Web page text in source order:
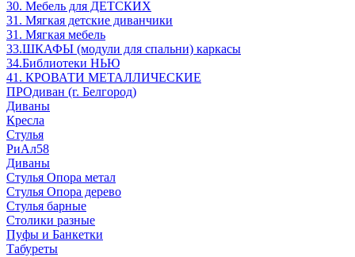
30. Мебель для ДЕТСКИХ
31. Мягкая детские диванчики
31. Мягкая мебель
33.ШКАФЫ (модули для спальни) каркасы
34.Библиотеки НЬЮ
41. КРОВАТИ МЕТАЛЛИЧЕСКИЕ
ПРОдиван (г. Белгород)
Диваны
Кресла
Стулья
РиАл58
Диваны
Стулья Опора метал
Стулья Опора дерево
Стулья барные
Столики разные
Пуфы и Банкетки
Табуреты